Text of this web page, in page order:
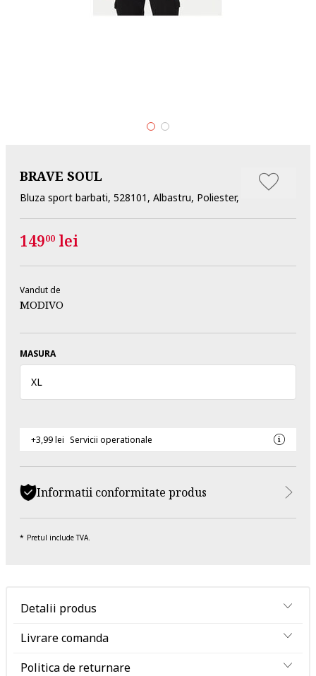
BRAVE SOUL
Bluza sport barbati, 528101, Albastru, Poliester,
14900 lei
Vandut de
MODIVO
MASURA
XL
+3,99 lei Servicii operationale
Informatii conformitate produs
Pretul include TVA.
Detalii produs
Livrare comanda
Politica de returnare